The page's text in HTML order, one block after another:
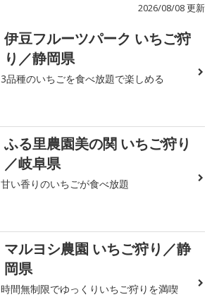
2026/08/08 更新
伊豆フルーツパーク いちご狩
り／静岡県
3品種のいちごを食べ放題で楽しめる
ふる里農園美の関 いちご狩り
／岐阜県
甘い香りのいちごが食べ放題
マルヨシ農園 いちご狩り／静
岡県
時間無制限でゆっくりいちご狩りを満喫